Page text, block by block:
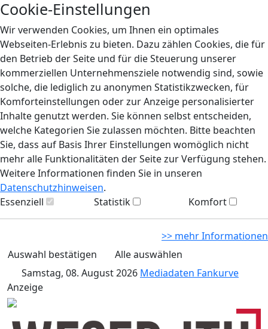
Cookie-Einstellungen
Wir verwenden Cookies, um Ihnen ein optimales
Webseiten-Erlebnis zu bieten. Dazu zählen Cookies, die für
den Betrieb der Seite und für die Steuerung unserer
kommerziellen Unternehmensziele notwendig sind, sowie
solche, die lediglich zu anonymen Statistikzwecken, für
Komforteinstellungen oder zur Anzeige personalisierter
Inhalte genutzt werden. Sie können selbst entscheiden,
welche Kategorien Sie zulassen möchten. Bitte beachten
Sie, dass auf Basis Ihrer Einstellungen womöglich nicht
mehr alle Funktionalitäten der Seite zur Verfügung stehen.
Weitere Informationen finden Sie in unseren
Datenschutzhinweisen.
Essenziell
Statistik Komfort
>> mehr Informationen
Auswahl bestätigen
Alle auswählen
Samstag, 08. August 2026 Mediadaten Fankurve
Anzeige